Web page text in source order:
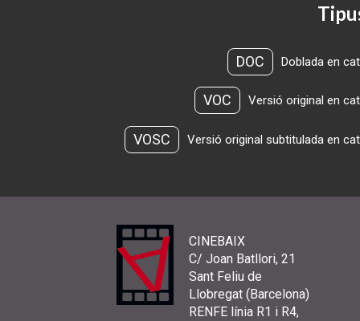
DOC Doblada en
VOC Versió original en
VOSC Versió original subtitulada en
CINEBAIX
C/ Joan Batllori, 21
Sant Feliu de
Llobregat (Barcelona)
RENFE línia R1 i R4,